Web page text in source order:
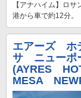
【アナハイム】ロ
港から車で約12分。
エアーズ
サ ニューポ
(AYRES
MESA